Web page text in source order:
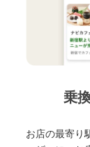
乗
お店の最寄り